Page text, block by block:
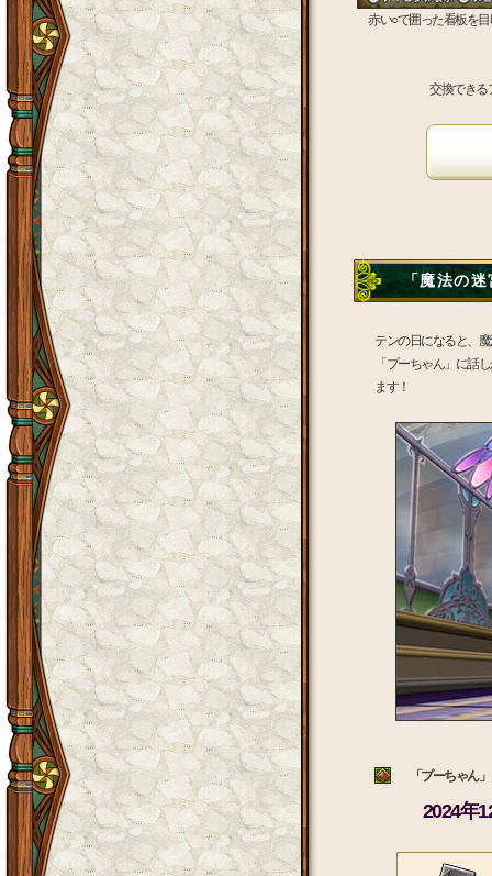
赤い○で囲った看板を
交換できる
「魔法の迷
テンの日になると、
「プーちゃん」に話
ます！
「プーちゃん」
2024年